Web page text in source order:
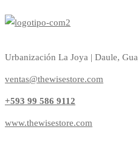
Urbanización La Joya | Daule,
ventas@thewisestore.com
+593 99 586 9112
www.thewisestore.com